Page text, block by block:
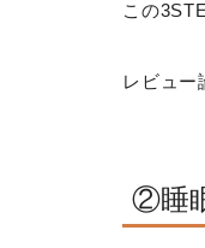
この
レビュー
②睡